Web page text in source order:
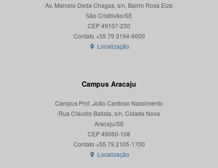
Av. Marcelo Deda Chagas, s/n, Bairro Rosa Elze
São Cristóvão/SE
CEP 49107-230
Localização
Campus Aracaju
Campus Prof. João Cardoso Nascimento
Rua Cláudio Batista, s/n, Cidade Nova
Aracaju/SE
CEP 49060-108
Localização